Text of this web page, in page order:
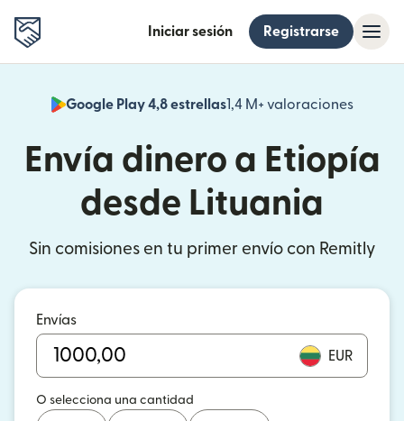
Iniciar sesión Registrarse
Google Play 4,8 estrellas1,4 M+ valoraciones
(se
Envía dinero a Etiopía
desde Lituania
Sin comisiones en tu primer envío con Remitly
Envías
EUR
O selecciona una cantidad